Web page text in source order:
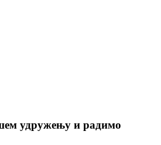
удружењу и радимо